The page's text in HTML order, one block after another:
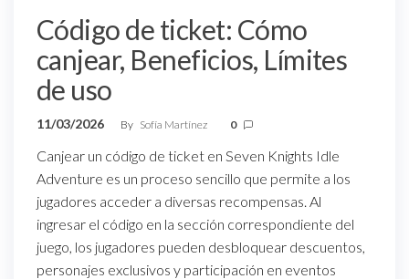
Código de ticket: Cómo
canjear, Beneficios, Límites
de uso
11/03/2026 By Sofía Martínez 0
Canjear un código de ticket en Seven Knights Idle
Adventure es un proceso sencillo que permite a los
jugadores acceder a diversas recompensas. Al
ingresar el código en la sección correspondiente del
juego, los jugadores pueden desbloquear descuentos,
personajes exclusivos y participación en eventos